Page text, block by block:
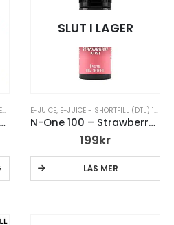
FRUNK BAR MESH – Strawberry Kiwi – Engångsvape
SLUT I LAGER
E-JUICE, E-JUICE - SHORTFILL (DTL) 100ML
N-One 100 – Strawberry Kiwi – SHORTFILL
199kr
LÄS MER